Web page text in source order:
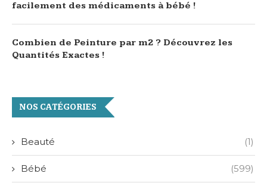
facilement des médicaments à bébé !
Combien de Peinture par m2 ? Découvrez les
Quantités Exactes !
NOS CATÉGORIES
Beauté (1)
Bébé (599)